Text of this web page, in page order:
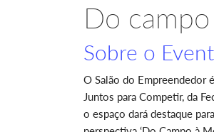
Do
Sobre o
O Salão do Empreendedor
Juntos para Competir, da
o espaço dará destaque